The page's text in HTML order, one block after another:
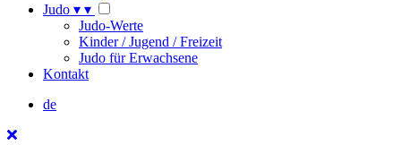
Judo ▾ ▾
Judo-Werte
Kinder / Jugend / Freizeit
Judo für Erwachsene
Kontakt
de